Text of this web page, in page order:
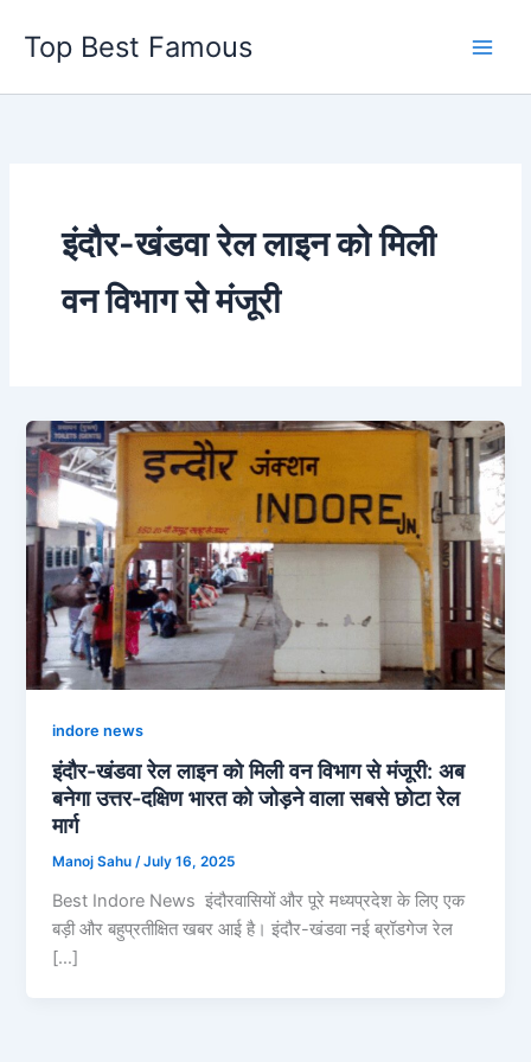
content
Top Best Famous
इंदौर-खंडवा रेल लाइन को मिली
वन विभाग से मंजूरी
indore news
इंदौर-खंडवा रेल लाइन को मिली वन विभाग से मंजूरी: अब
बनेगा उत्तर-दक्षिण भारत को जोड़ने वाला सबसे छोटा रेल
मार्ग
Manoj Sahu/July 16, 2025
Best Indore News इंदौरवासियों और पूरे मध्यप्रदेश के लिए एक
बड़ी और बहुप्रतीक्षित खबर आई है। इंदौर-खंडवा नई ब्रॉडगेज रेल
[…]